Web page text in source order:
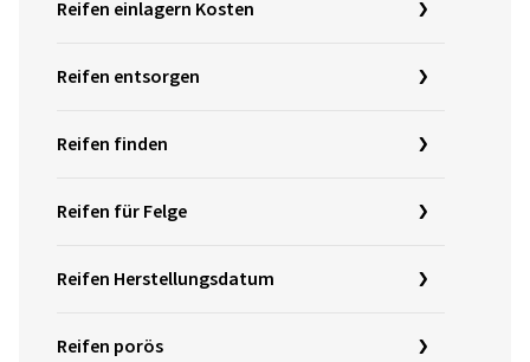
Reifen einlagern Kosten
Reifen entsorgen
Reifen finden
Reifen für Felge
Reifen Herstellungsdatum
Reifen porös